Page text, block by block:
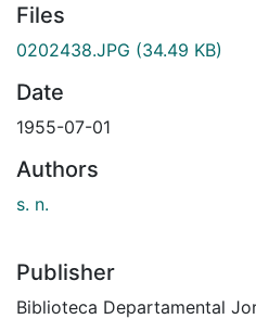
Files
0202438.JPG (34.49 KB)
Date
1955-07-01
Authors
s. n.
Publisher
Biblioteca Departamental